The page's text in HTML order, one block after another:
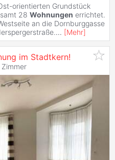
orientierten Grundstück
28 Wohnungen errichtet.
an die Dornburggasse
... [Mehr]
im Stadtkern!
Zimmer